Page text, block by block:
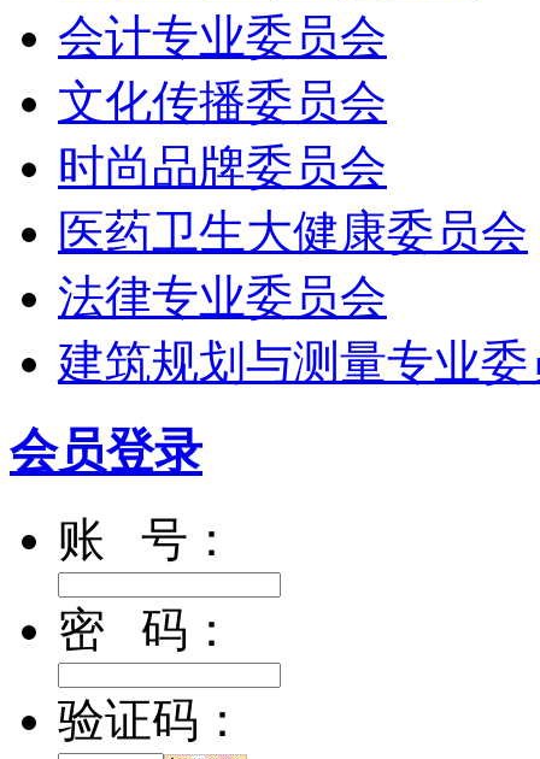
会计专业委员会
文化传播委员会
时尚品牌委员会
医药卫生大健康委员会
法律专业委员会
建筑规划与测量专业委
会员登录
账 号：
密 码：
验证码：